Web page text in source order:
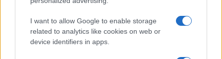
I want to allow Google to enable storage
related to analytics like cookies on web or
device identifiers in apps.
ripercussioni sulle borse internazionali e si
temono aumenti del costo della vita. L’Unione